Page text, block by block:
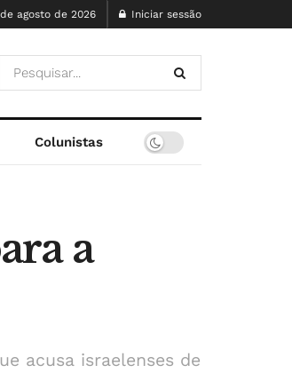
agosto de 2026 Iniciar sessão
Colunistas
a
acusa israelenses de